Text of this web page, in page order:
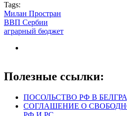
Tags:
Милан Простран
ВВП Сербии
аграрный бюджет
Полезные ссылки:
ПОСОЛЬСТВО РФ В
СОГЛАШЕНИЕ О